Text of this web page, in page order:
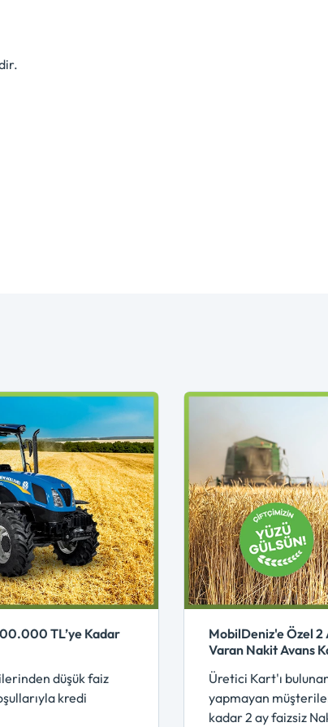
TL’ye Kadar
düşük faiz
kredi
MobilDeniz'e Özel 2
Varan Nakit Avans
Üretici Kart'ı
yapmayan
kadar 2 ay faizsiz